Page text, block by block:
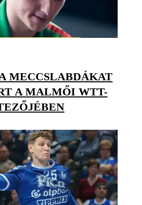
MECCSLABDÁKAT
A MALMŐI WTT-